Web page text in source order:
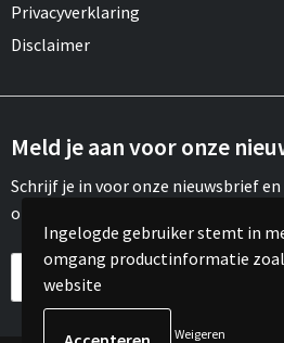
Waterbestendige tassen
Privacyverklaring
Disclaimer
Meld je aan voor onze
Schrijf je in voor onze nieuwsbrief
onze leuke aanbiedingen of updates.
Ingelogde gebruiker stemt in
omgang productinformatie
website
Weigeren